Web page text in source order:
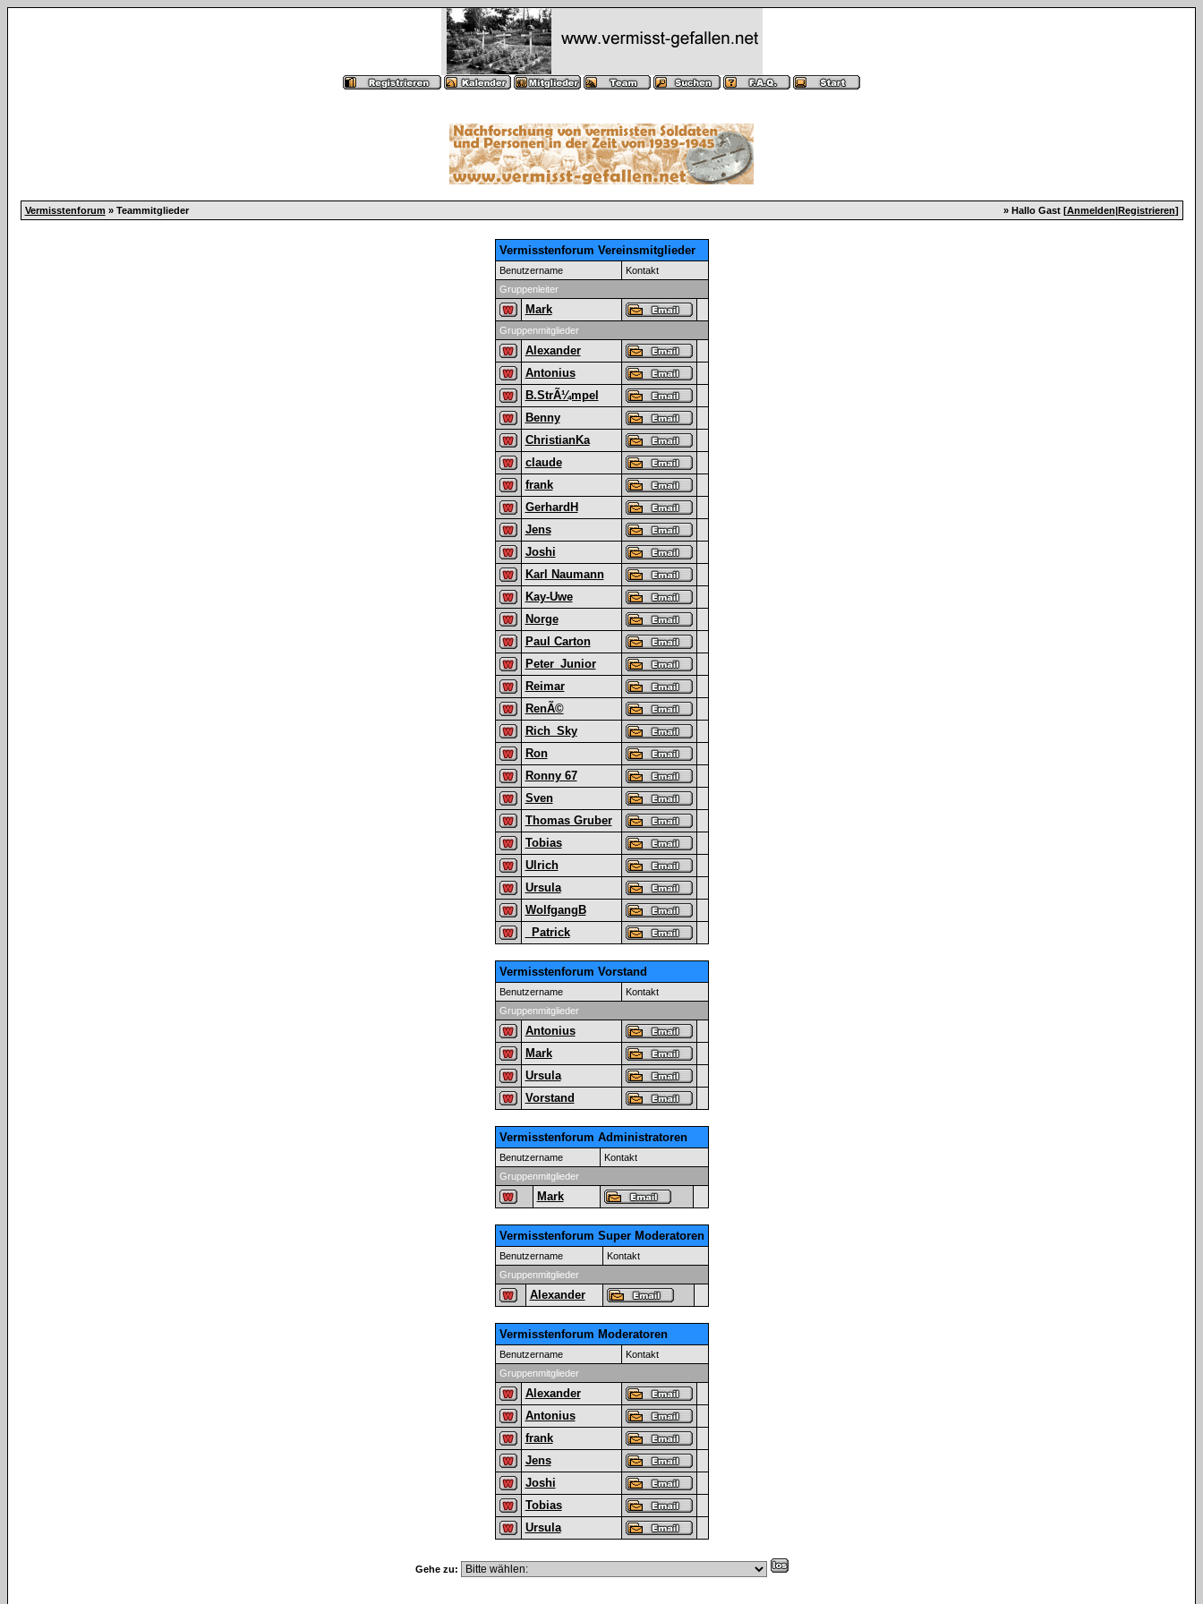
Vermisstenforum » Teammitglieder » Hallo Gast [Anmelden|Registrieren]
Vermisstenforum Vereinsmitglieder
Benutzername
Kontakt
Gruppenleiter
Mark
Gruppenmitglieder
Alexander
Antonius
B.StrÃ¼mpel
Benny
ChristianKa
claude
frank
GerhardH
Jens
Joshi
Karl Naumann
Kay-Uwe
Norge
Paul Carton
Peter_Junior
Reimar
RenÃ©
Rich_Sky
Ron
Ronny 67
Sven
Thomas Gruber
Tobias
Ulrich
Ursula
WolfgangB
_Patrick
Vermisstenforum Vorstand
Benutzername
Kontakt
Gruppenmitglieder
Antonius
Mark
Ursula
Vorstand
Vermisstenforum Administratoren
Benutzername
Kontakt
Gruppenmitglieder
Mark
Vermisstenforum Super Moderatoren
Benutzername
Kontakt
Gruppenmitglieder
Alexander
Vermisstenforum Moderatoren
Benutzername
Kontakt
Gruppenmitglieder
Alexander
Antonius
frank
Jens
Joshi
Tobias
Ursula
Gehe zu: